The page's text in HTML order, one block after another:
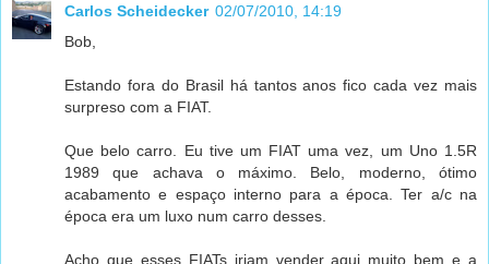
Carlos Scheidecker 02/07/2010, 14:19
Bob,
Estando fora do Brasil há tantos anos fico cada vez mais
surpreso com a FIAT.
Que belo carro. Eu tive um FIAT uma vez, um Uno 1.5R
1989 que achava o máximo. Belo, moderno, ótimo
acabamento e espaço interno para a época. Ter a/c na
época era um luxo num carro desses.
Acho que esses FIATs iriam vender aqui muito bem e a